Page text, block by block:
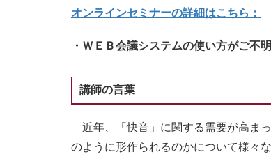
オンラインセミナーの詳細はこちら：
・ＷＥＢ会議システムの使い方がご不
講師の言葉
近年、「快音」に関する需要が高ま
のように形作られるのかについて様々